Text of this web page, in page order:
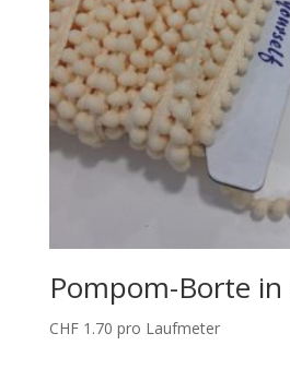
Pompom-Borte in
CHF1.70 pro Laufmeter